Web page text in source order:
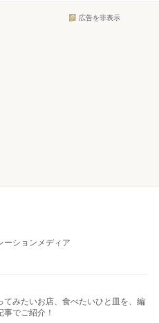
広告を非表示
ーションメディア
てみたいお店、食べたいひと皿を、編
でご紹介！